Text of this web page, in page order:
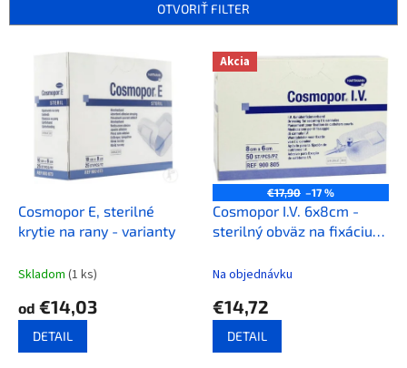
p
OTVORIŤ FILTER
Cosmopor E, sterilné
krytie na rany - varianty
Skladom (1 ks)
od €14,03
DETAIL
Akcia
€17,90 –17 %
Cosmopor I.V. 6x8cm -
sterilný obväz na fixáciu
Na objednávku
€14,72
DETAIL